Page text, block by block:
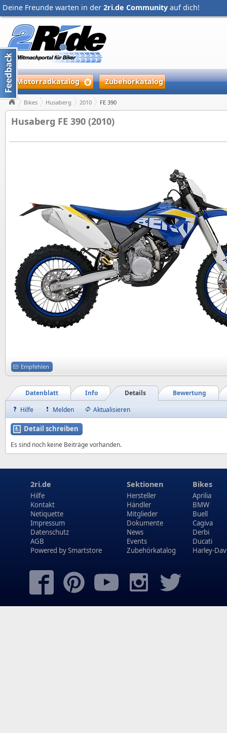
Deine Freunde warten in der 2ri.de Community auf dich!
Motorradkatalog Zubehörkatalog
Bikes Husaberg 2010 FE 390
Husaberg FE 390 (2010)
Empfehlen
Bewertung
Details
Info
Datenblatt
Hilfe
Melden Aktualisieren
Detail schreiben
Es sind noch keine Beiträge vorhanden.
2ri.de
Hilfe
Kontakt
Netiquette
Impressum
Datenschutz
AGB
Powered bySmartstore
Sektionen
Hersteller
Händler
Mitglieder
Dokumente
News
Events
Zubehörkatalog
Bikes
Aprilia
BMW
Buell
Cagiva
Derbi
Ducati
Harley-